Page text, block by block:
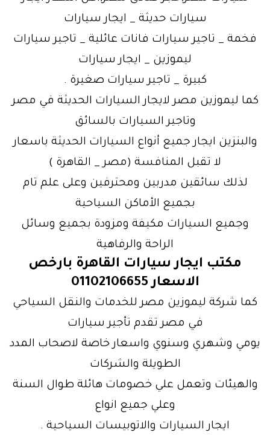
سيارات حديثة _ ايجار سيارات
فخمة _ تاجير سيارات فانات عائلية _ تاجير سيارات
ليموزين _ ايجار سيارات
كبيرة _ تاجير سيارات صغيرة .
كما ليموزين مصر لايجار السيارات الحديثة في مصر
وتاجير السيارات بالسائق
والبنزين ايجار جميع أنواع السيارات الحديثة باسعار
لا تقبل المنافسة (مصر _ القاهرة )
لذلك سائقين مدربين ومحترفين وعلى علم تام
بجميع الأماكن السياحية
وجميع السيارات مكيفة ومزودة بجميع وسائل
الراحة والرفاهية
مكتب ايجار سيارات القاهرة بارخص
الاسعار 01102106655
كما شركة ليموزين مصر للخدمات والنقل السياحي
في مصر تقدم تأجير سيارات
يومي وشهري وسنوي واسعار خاصة لاصحاب المدد
الطويلة والشركات
والهيئات وتعمل علي خصومات هائلة طوال السنة
وعلي جميع انواع
ايجار السيارات والاتوبيسات السياحية .